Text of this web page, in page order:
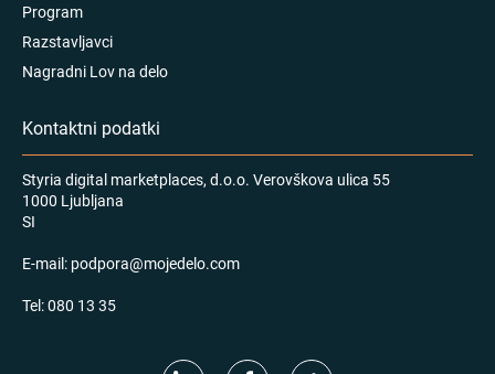
Program
Razstavljavci
Nagradni Lov na delo
Kontaktni podatki
Styria digital marketplaces, d.o.o. Verovškova ulica 55
1000 Ljubljana
SI
E-mail: podpora@mojedelo.com
Tel:080 13 35